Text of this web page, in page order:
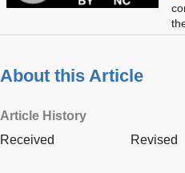
About this Article
Article History
Received
Revised